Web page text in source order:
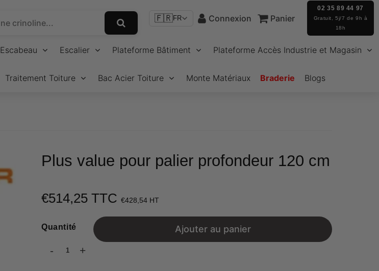
🇫🇷FR Connexion Panier
02 35 89 44 97
Gratuit, 5j/7 de 9h à
18h
Escabeau Escalier Plateforme Bâtiment Plateforme Accès Industrie et Magasin
Traitement Toiture Bac Acier Toiture Monte Matériaux Braderie Blogs
Plus value pour palier profondeur 120 cm
€514,25 TTC €428,54 HT
Quantité
- +
Ajouter au panier